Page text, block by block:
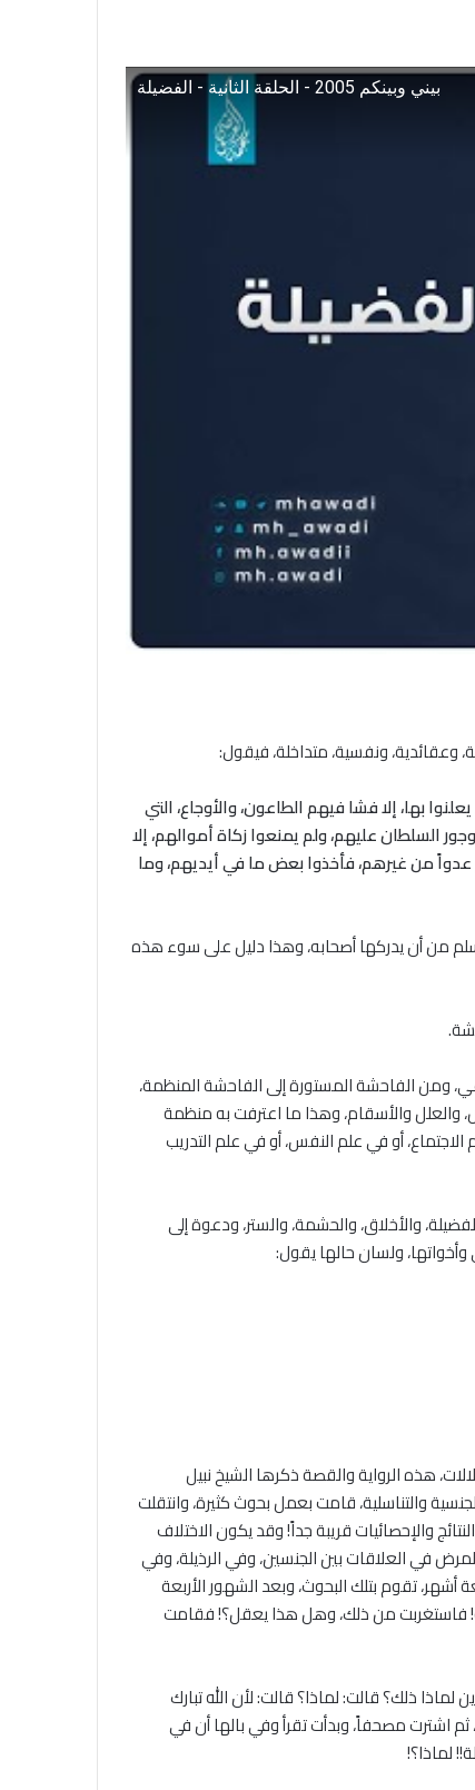
بيني وبينكم 2005 - الحلقة الثانية - الفضيلة
وعقائدية، ونفسية، متداخلة، فيقول:
بها، إلا فشا فيهم الطاعون، والأوجاع، التي
السلطان عليهم، ولم يمنعوا زكاة أموالهم، إلا
عدواً من غيرهم، فأخذوا بعض ما في أيديهم، وما
من أن يدركها أصحابه، وهذا دليل على سوء هذه
ومن الفاحشة المستورة إلى الفاحشة المنظمة،
والعلل والأسقام، وهذا ما اعترفت به منظمة
أو في علم النفس، أو في علم التدريب
والأخلاق، والحشمة، والستر، ودعوة إلى
ولسان حالها يقول:
هذه الرواية والقصة ذكرها الشيخ نبيل
والتناسلية، قامت بعمل بحوث كثيرة، وانتقلت
والإحصائيات قريبة جداً! وقد يكون الاختلاف
في العلاقات بين الجنسين، وفي الرذيلة، وفي
أشهر، تقوم بتلك البحوث، وبعد الشهور الأربعة
فاستغربت من ذلك، وهل هذا يعقل؟! فقامت
ذلك؟ قالت: لماذا؟ قالت: لأن الله تبارك
اشترت مصحفاً، وبدأت تقرأ وفي بالها أن في
لماذا؟!